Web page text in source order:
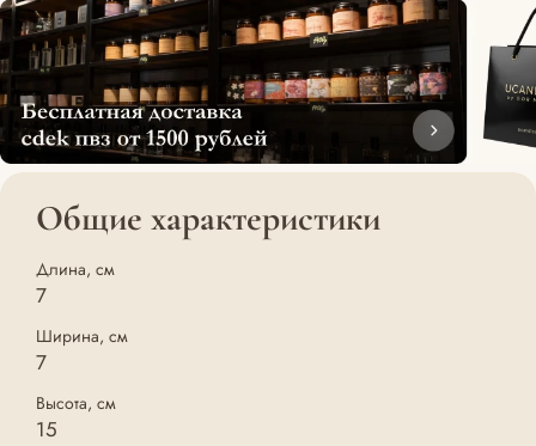
Общие характеристики
Длина, см
7
Ширина, см
7
Высота, см
15